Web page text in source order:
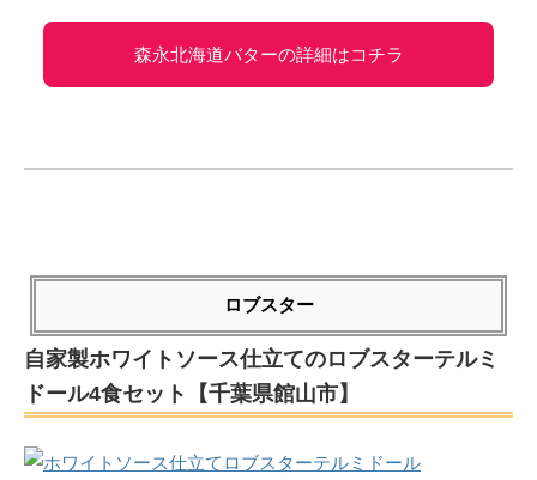
森永北海道バターの詳細はコチラ
ロブスター
自家製ホワイトソース仕立てのロブスターテルミ
ドール4食セット【千葉県館山市】